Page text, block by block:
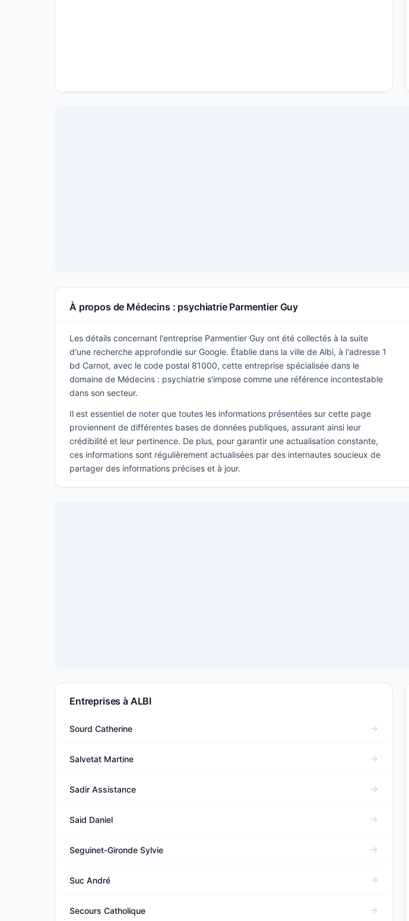
À propos de Médecins : psychiatrie Parmentier Guy
Les détails concernant l'entreprise Parmentier Guy ont été collectés à la suite
d'une recherche approfondie sur Google. Établie dans la ville de Albi, à l'adresse 1
bd Carnot, avec le code postal 81000, cette entreprise spécialisée dans le
domaine de Médecins : psychiatrie s'impose comme une référence incontestable
dans son secteur.
Il est essentiel de noter que toutes les informations présentées sur cette page
proviennent de différentes bases de données publiques, assurant ainsi leur
crédibilité et leur pertinence. De plus, pour garantir une actualisation constante,
ces informations sont régulièrement actualisées par des internautes soucieux de
partager des informations précises et à jour.
Entreprises à ALBI
Sourd Catherine
Salvetat Martine
Sadir Assistance
Said Daniel
Seguinet-Gironde Sylvie
Suc André
Secours Catholique